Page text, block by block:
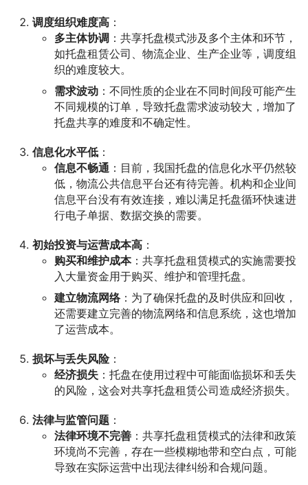
调度组织难度高 ：
多主体协调 ：共享托盘模式涉及多个主体和环节，
如托盘租赁公司、物流企业、生产企业等，调度组
织的难度较大。
需求波动 ：不同性质的企业在不同时间段可能产生
不同规模的订单，导致托盘需求波动较大，增加了
托盘共享的难度和不确定性。
信息化水平低 ：
信息不畅通 ：目前，我国托盘的信息化水平仍然较
低，物流公共信息平台还有待完善。机构和企业间
信息平台没有有效连接，难以满足托盘循环快速进
行电子单据、数据交换的需要。
初始投资与运营成本高 ：
购买和维护成本：共享托盘租赁模式的实施需要投
入大量资金用于购买、维护和管理托盘。
建立物流网络：为了确保托盘的及时供应和回收，
还需要建立完善的物流网络和信息系统，这也增加
了运营成本。
损坏与丢失风险：
经济损失 ：托盘在使用过程中可能面临损坏和丢失
的风险，这会对共享托盘租赁公司造成经济损失。
法律与监管问题 ：
法律环境不完善 ：共享托盘租赁模式的法律和政策
环境尚不完善，存在一些模糊地带和空白点，可能
导致在实际运营中出现法律纠纷和合规问题。